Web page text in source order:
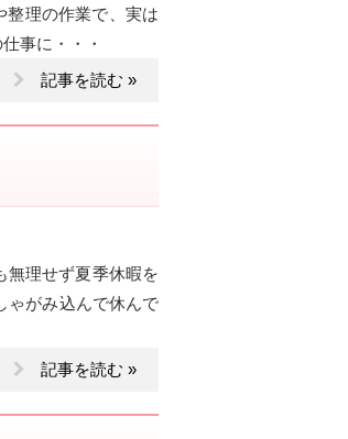
理の作業で、実は
事に・・・
記事を読む »
無理せず夏季休暇を
ゃがみ込んで休んで
記事を読む »